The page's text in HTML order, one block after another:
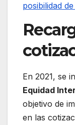
posibilidad
En 2021, se
Equidad
objetivo de
en las